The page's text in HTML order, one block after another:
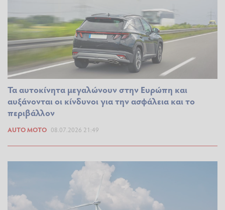
Τα αυτοκίνητα μεγαλώνουν στην Ευρώπη και
αυξάνονται οι κίνδυνοι για την ασφάλεια και το
περιβάλλον
AUTO MOTO 08.07.2026 21:49